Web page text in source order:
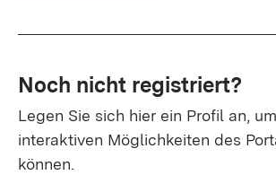
Noch nicht registriert?
Legen Sie sich hier ein Profil an,
interaktiven Möglichkeiten des
können.